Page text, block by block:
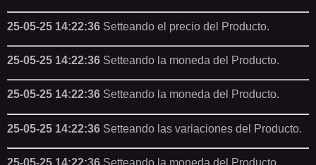
25-05-25 14:22:36 Setteando el precio del Producto.
25-05-25 14:22:36 Setteando la moneda del Producto.
25-05-25 14:22:36 Setteando la moneda del Producto.
25-05-25 14:22:36 Setteando las variaciones del Producto.